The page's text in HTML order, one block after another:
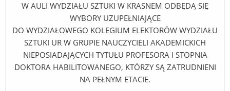
W AULI WYDZIAŁU SZTUKI W KRASNEM ODBĘDĄ SIĘ
WYBORY UZUPEŁNIAJĄCE
DO WYDZIAŁOWEGO KOLEGIUM ELEKTORÓW WYDZIAŁU
SZTUKI UR W GRUPIE NAUCZYCIELI AKADEMICKICH
NIEPOSIADAJĄCYCH TYTUŁU PROFESORA I STOPNIA
DOKTORA HABILITOWANEGO, KTÓRZY SĄ ZATRUDNIENI
NA PEŁNYM ETACIE.